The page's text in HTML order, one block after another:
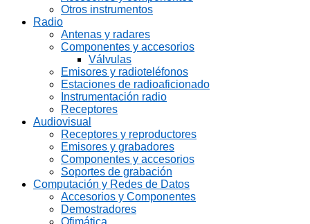
Otros instrumentos
Radio
Antenas y radares
Componentes y accesorios
Válvulas
Emisores y radioteléfonos
Estaciones de radioaficionado
Instrumentación radio
Receptores
Audiovisual
Receptores y reproductores
Emisores y grabadores
Componentes y accesorios
Soportes de grabación
Computación y Redes de Datos
Accesorios y Componentes
Demostradores
Ofimática